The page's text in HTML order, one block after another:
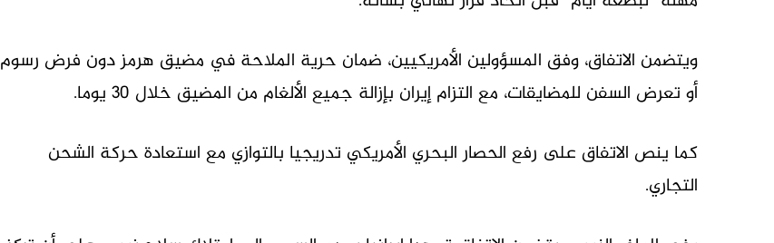
ويتضمن الاتفاق، وفق المسؤولين الأمريكيين، ضمان حرية الملاحة في مضيق هرمز دون فرض رسوم
أو تعرض السفن للمضايقات، مع التزام إيران بإزالة جميع الألغام من المضيق خلال 30 يوما.
كما ينص الاتفاق على رفع الحصار البحري الأمريكي تدريجيا بالتوازي مع استعادة حركة الشحن
التجاري.